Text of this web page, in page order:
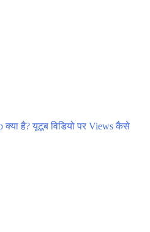
है? यूटूब विडियो पर Views कैसे